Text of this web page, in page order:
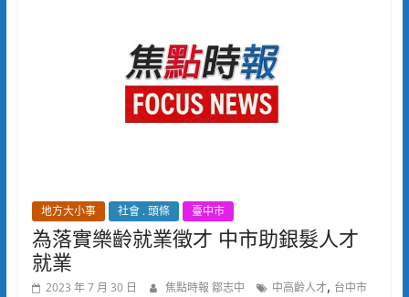
地方大小事 社會 . 頭條 臺中市
為落實樂齡就業徵才 中市助銀髮人才
就業
2023 年 7 月 30 日 焦點時報 鄒志中 中高齡人才, 台中市